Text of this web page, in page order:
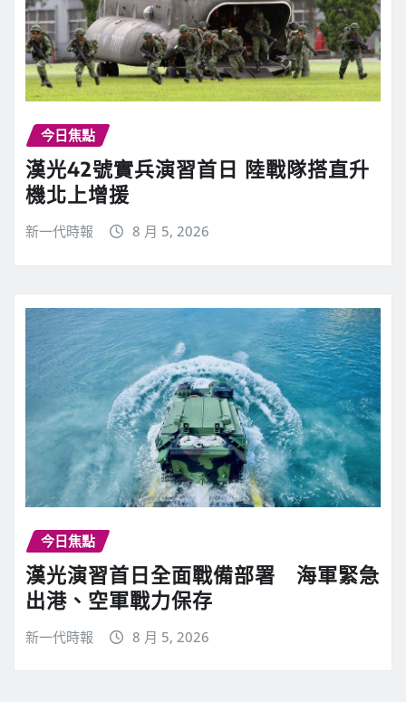
今日焦點
漢光42號實兵演習首日 陸戰隊搭直升
機北上增援
新一代時報 8 月 5, 2026
今日焦點
漢光演習首日全面戰備部署 海軍緊急
出港、空軍戰力保存
新一代時報 8 月 5, 2026